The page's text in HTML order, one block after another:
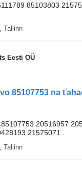
85103803
Tallinn
Eesti OÜ
85107753 na
20516957
21575071...
Tallinn